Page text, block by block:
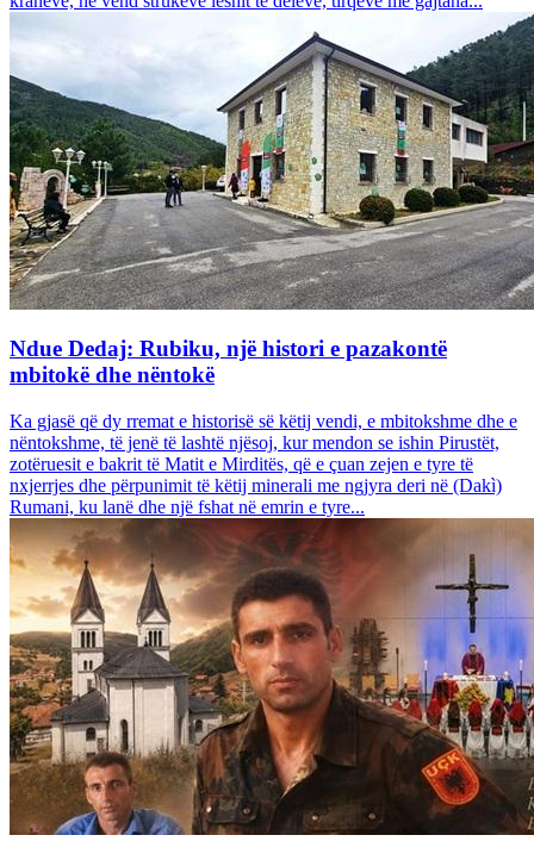
Ndue Dedaj: Rubiku, një histori e pazakontë
mbitokë dhe nëntokë
Ka gjasë që dy rremat e historisë së këtij vendi, e mbitokshme dhe e
nëntokshme, të jenë të lashtë njësoj, kur mendon se ishin Pirustët,
zotëruesit e bakrit të Matit e Mirditës, që e çuan zejen e tyre të
nxjerrjes dhe përpunimit të këtij minerali me ngjyra deri në (Dakì)
Rumani, ku lanë dhe një fshat në emrin e tyre...